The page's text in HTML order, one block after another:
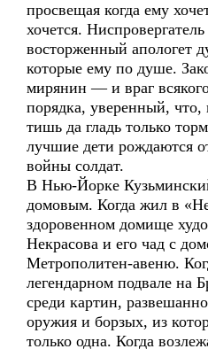
просвещая когда ему
хочется.
восторженный апологет
которые ему по душе.
мирянин — и враг
порядка, уверенный, что,
тишь да гладь только
лучшие дети рождаются
войны солдат.
В Нью-Йорке
домовым. Когда жил в
здоровенном домище
Некрасова и его чад с
Метрополитен-авеню.
легендарном подвале на
среди картин,
оружия и борзых, из
только одна. Когда